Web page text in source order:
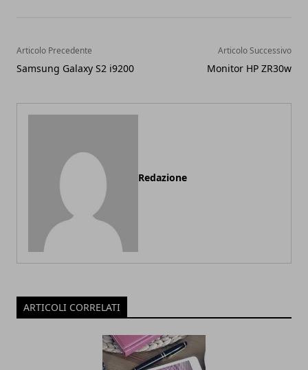
Articolo Precedente
Samsung Galaxy S2 i9200
Articolo Successivo
Monitor HP ZR30w
Redazione
ARTICOLI CORRELATI